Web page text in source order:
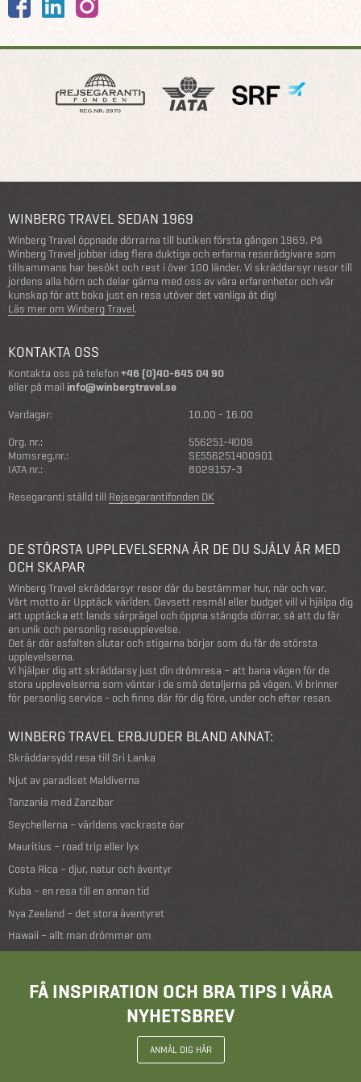
WINBERG TRAVEL SEDAN 1969
Winberg Travel öppnade dörrarna till butiken första gången 1969. På
Winberg Travel jobbar idag flera duktiga och erfarna reserådgivare som
tillsammans har besökt och rest i över 100 länder. Vi skräddarsyr resor till
jordens alla hörn och delar gärna med oss av våra erfarenheter och vår
kunskap för att boka just en resa utöver det vanliga åt dig!
Läs mer om Winberg Travel.
KONTAKTA OSS
Kontakta oss på telefon+46 (0)40-645 04 90
eller på mail info@winbergtravel.se
Vardagar:
10.00 - 16.00
Org. nr.:
556251-4009
Momsreg.nr.:
SE556251400901
IATA nr.:
8029157-3
Resegaranti ställd till Rejsegarantifonden DK
DE STÖRSTA UPPLEVELSERNA ÄR DE DU SJÄLV ÄR MED
OCH SKAPAR
Winberg Travel skräddarsyr resor där du bestämmer hur, när och var.
Vårt motto är Upptäck världen. Oavsett resmål eller budget vill vi hjälpa dig
att upptäcka ett lands särprägel och öppna stängda dörrar, så att du får
en unik och personlig reseupplevelse.
Det är där asfalten slutar och stigarna börjar som du får de största
upplevelserna.
Vi hjälper dig att skräddarsy just din drömresa – att bana vägen för de
stora upplevelserna som väntar i de små detaljerna på vägen. Vi brinner
för personlig service - och finns där för dig före, under och efter resan.
WINBERG TRAVEL ERBJUDER BLAND ANNAT:
Skräddarsydd resa till Sri Lanka
Njut av paradiset Maldiverna
Tanzania med Zanzibar
Seychellerna – världens vackraste öar
Mauritius – road trip eller lyx
Costa Rica – djur, natur och äventyr
Kuba – en resa till en annan tid
Nya Zeeland – det stora äventyret
Hawaii – allt man drömmer om
FÅ INSPIRATION OCH BRA TIPS I VÅRA
NYHETSBREV
ANMÄL DIG HÄR